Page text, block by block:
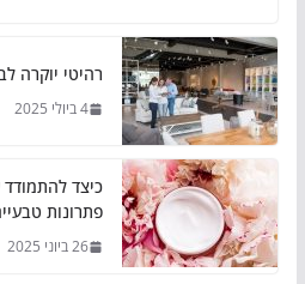
רהיטי יוקרה
4 ביולי 2025
כיצד להתמודד
פתרונות
26 ביוני 2025